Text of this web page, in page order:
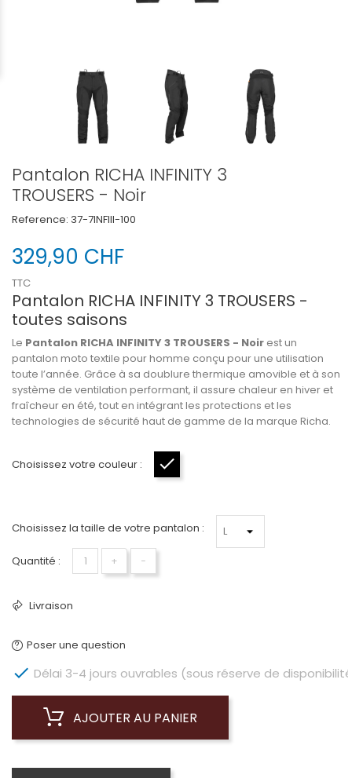
Pantalon RICHA INFINITY 3
TROUSERS - Noir
Reference: 37-7INFIII-100
329,90 CHF
TTC
Pantalon RICHA INFINITY 3 TROUSERS -
toutes saisons
Le Pantalon RICHA INFINITY 3 TROUSERS - Noir est un
pantalon moto textile pour homme conçu pour une utilisation
toute l’année. Grâce à sa doublure thermique amovible et à son
système de ventilation performant, il assure chaleur en hiver et
fraîcheur en été, tout en intégrant les protections et les
technologies de sécurité haut de gamme de la marque Richa.
Choisissez votre couleur :
Choisissez la taille de votre pantalon :
Quantité : + −
Livraison
Poser une question
 Délai 3-4 jours ouvrables (sous réserve de
AJOUTER AU PANIER